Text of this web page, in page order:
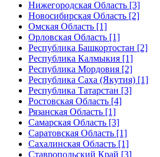
Нижегородская Область [3]
Новосибирская Область [2]
Омская Область [1]
Орловская Область [1]
Республика Башкортостан [2]
Республика Калмыкия [1]
Республика Мордовия [2]
Республика Саха (Якутия) [1]
Республика Татарстан [3]
Ростовская Область [4]
Рязанская Область [1]
Самарская Область [3]
Саратовская Область [1]
Сахалинская Область [1]
Ставропольский Край [3]